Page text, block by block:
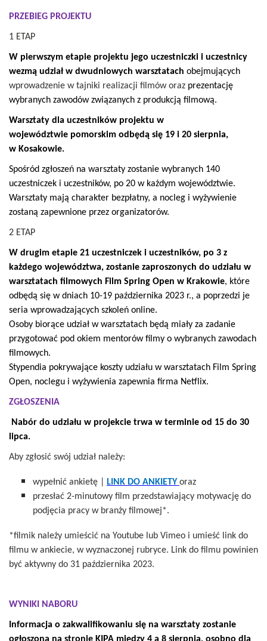
PRZEBIEG PROJEKTU
1 ETAP
W pierwszym etapie projektu jego uczestniczki i uczestnicy
wezmą udział w dwudniowych warsztatach obejmujących
wprowadzenie w tajniki realizacji filmów oraz prezentację
wybranych zawodów związanych z produkcją filmową.
Warsztaty dla uczestników projektu w
województwie pomorskim odbędą się 19 i 20 sierpnia,
w Kosakowie.
Spośród zgłoszeń na warsztaty zostanie wybranych 140
uczestniczek i uczestników, po 20 w każdym województwie.
Warsztaty mają charakter bezpłatny, a nocleg i wyżywienie
zostaną zapewnione przez organizatorów.
2 ETAP
W drugim etapie 21 uczestniczek i uczestników, po 3 z
każdego województwa, zostanie zaproszonych do udziału w
warsztatach filmowych Film Spring Open w Krakowie, które
odbędą się w dniach 10-19 października 2023 r., a poprzedzi je
seria wprowadzających szkoleń online.
Osoby biorące udział w warsztatach będą miały za zadanie
przygotować pod okiem mentorów filmy o wybranych zawodach
filmowych.
Stypendia pokrywające koszty udziału w warsztatach Film Spring
Open, noclegu i wyżywienia zapewnia firma Netflix.
ZGŁOSZENIA
Nabór do udziału w projekcie trwa w terminie od 15 do 30
lipca.
Aby zgłosić swój udział należy:
wypełnić ankietę | LINK DO ANKIETY oraz
przesłać 2-minutowy film przedstawiający motywację do
podjęcia pracy w branży filmowej*.
*filmik należy umieścić na Youtube lub Vimeo i umieść link do
filmu w ankiecie, w wyznaczonej rubryce. Link do filmu powinien
być aktywny do 31 października 2023.
WYNIKI NABORU
Informacja o zakwalifikowaniu się na warsztaty zostanie
ogłoszona na stronie KIPA między 4 a 8 sierpnia, osobno dla